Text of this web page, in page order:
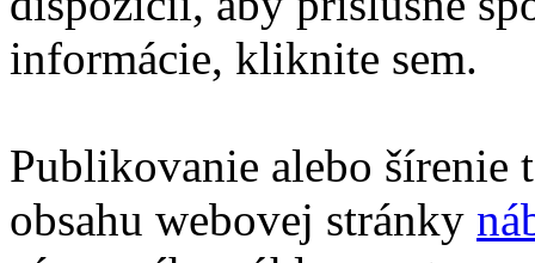
informácie, kliknite sem.
Publikovanie alebo šírenie
obsahu webovej stránky